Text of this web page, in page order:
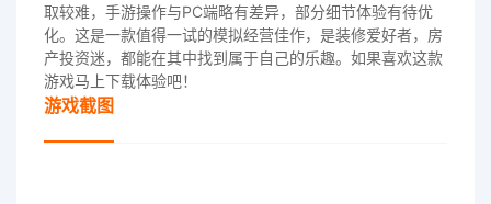
取较难，手游操作与PC端略有差异，部分细节体验有待优
化。这是一款值得一试的模拟经营佳作，是装修爱好者，房
产投资迷，都能在其中找到属于自己的乐趣。如果喜欢这款
游戏马上下载体验吧！
游戏截图